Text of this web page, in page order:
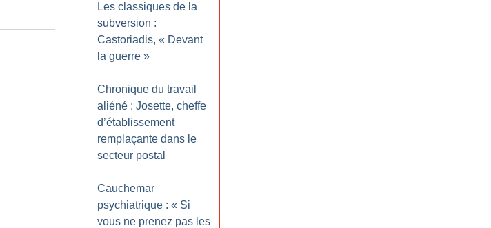
Les classiques de la
subversion :
Castoriadis, « Devant
la guerre »
Chronique du travail
aliéné : Josette, cheffe
d’établissement
remplaçante dans le
secteur postal
Cauchemar
psychiatrique : « Si
vous ne prenez pas les